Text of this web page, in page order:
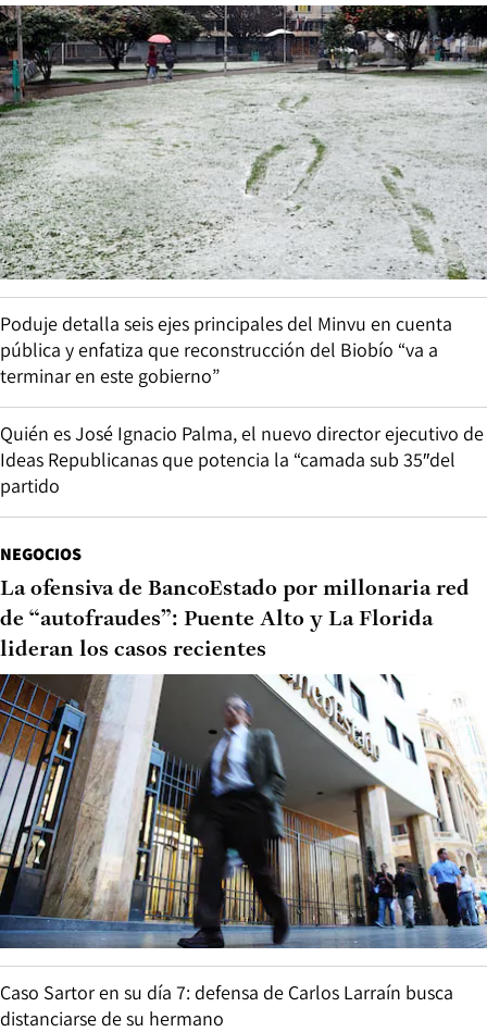
Poduje detalla seis ejes principales del Minvu en cuenta
pública y enfatiza que reconstrucción del Biobío “va a
terminar en este gobierno”
Quién es José Ignacio Palma, el nuevo director ejecutivo de
Ideas Republicanas que potencia la “camada sub 35″del
partido
NEGOCIOS
La ofensiva de BancoEstado por millonaria red
de “autofraudes”: Puente Alto y La Florida
lideran los casos recientes
Caso Sartor en su día 7: defensa de Carlos Larraín busca
distanciarse de su hermano